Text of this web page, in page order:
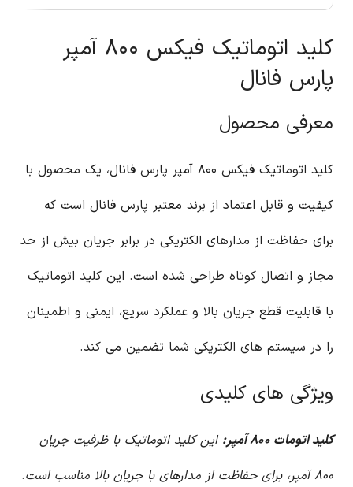
کلید اتوماتیک فیکس ۸۰۰ آمپر
پارس فانال
معرفی محصول
کلید اتوماتیک فیکس ۸۰۰ آمپر پارس فانال، یک محصول با
کیفیت و قابل اعتماد از برند معتبر پارس فانال است که
برای حفاظت از مدارهای الکتریکی در برابر جریان بیش از حد
مجاز و اتصال کوتاه طراحی شده است. این کلید اتوماتیک
با قابلیت قطع جریان بالا و عملکرد سریع، ایمنی و اطمینان
را در سیستم های الکتریکی شما تضمین می کند.
ویژگی های کلیدی
کلید اتومات ۸۰۰ آمپر:
این کلید اتوماتیک با ظرفیت جریان
۸۰۰ آمپر، برای حفاظت از مدارهای با جریان بالا مناسب است.